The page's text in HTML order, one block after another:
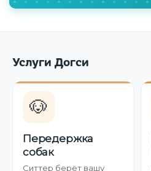
Услуги Догси
🐶
Передержка
собак
Ситтер берёт вашу